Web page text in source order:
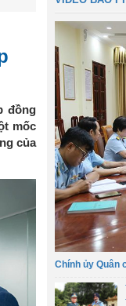
đồng
mốc
của
Chính ủy Quân